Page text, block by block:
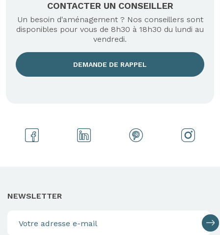
CONTACTER UN CONSEILLER
Un besoin d'aménagement ? Nos conseillers sont
disponibles pour vous de 8h30 à 18h30 du lundi au
vendredi.
DEMANDE DE RAPPEL
NEWSLETTER